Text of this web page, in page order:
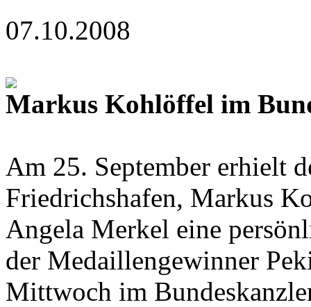
07.10.2008
Markus Kohlöffel im
Am 25. September erhielt
Friedrichshafen, Markus
Angela Merkel eine
der Medaillengewinner
Mittwoch im